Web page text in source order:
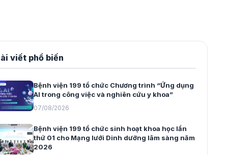
viết phổ biến
Bệnh viện 199 tổ chức Chương trình “Ứng dụng
AI trong công việc và nghiên cứu y khoa”
07/08/2026
Bệnh viện 199 tổ chức sinh hoạt khoa học lần
thứ 01 cho Mạng lưới Dinh dưỡng lâm sàng năm
2026